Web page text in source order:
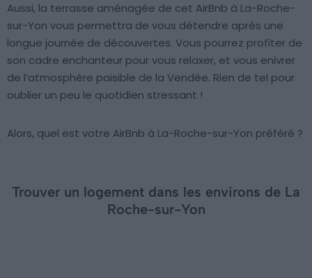
Aussi, la terrasse aménagée de cet AirBnb à La-Roche-
sur-Yon vous permettra de vous détendre après une
longue journée de découvertes. Vous pourrez profiter de
son cadre enchanteur pour vous relaxer, et vous enivrer
de l’atmosphère paisible de la Vendée. Rien de tel pour
oublier un peu le quotidien stressant !
Alors, quel est votre AirBnb à La-Roche-sur-Yon préféré ?
Trouver un logement dans les environs de La
Roche-sur-Yon